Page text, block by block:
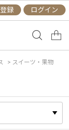
録 ログイン
> スイーツ・果物